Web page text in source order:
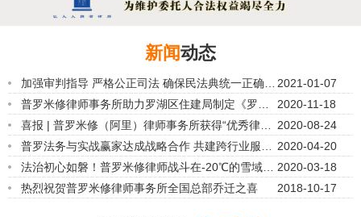
新闻动态
2021-01-07
加强审判指导 严格公正司法 确保民法典统一正确适
用
2020-11-18
普罗米修律师事务所助力罗湖区住建局制定《罗湖
区业主大会和业主委员会选举工作指引及
2020-08-24
喜报 | 普罗米修（阿里）律师事务所获得“优秀律师
事务所”荣誉称号
2020-04-20
普罗法务与实战赢家达成战略合作 共建跨行业服务
新生态
2020-03-18
法治初心如磐！普罗米修律师战斗在-20℃的雪域高
原上
2018-10-17
热烈祝贺普罗米修律师事务所全国总部乔迁之喜